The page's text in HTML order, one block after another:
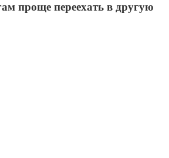
проще переехать в другую